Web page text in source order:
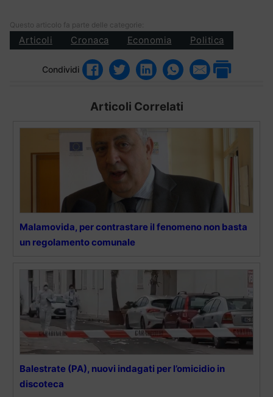
Questo articolo fa parte delle categorie:
Articoli Cronaca Economia Politica
Condividi
Articoli Correlati
Malamovida, per contrastare il fenomeno non basta
un regolamento comunale
Balestrate (PA), nuovi indagati per l’omicidio in
discoteca